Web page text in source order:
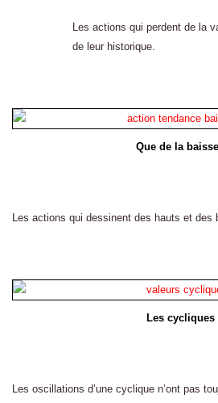
Les actions qui perdent de la
de leur historique.
Que de la
Les actions qui dessinent des hauts et des
Les cycliques
Les oscillations d’une cyclique n’ont pas